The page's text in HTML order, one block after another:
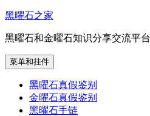
跳
内
容
黑曜石之家
黑曜石和金曜石知识分享交流平台
菜单和挂件
黑曜石真假鉴别
金曜石真假鉴别
黑曜石手链